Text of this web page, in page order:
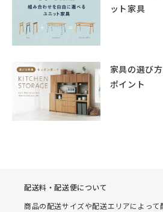
ット家具
家具の選び
ポイント
配送料・配送便について
商品の配送サイズや配送エリアによって